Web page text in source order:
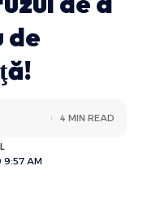
de
9:57 AM
4 MIN READ